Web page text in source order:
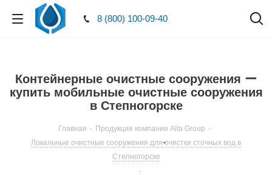
8 (800) 100-09-40
Контейнерные очистные сооружения ー
купить мобильные очистные сооружения
в Степногорске
Главная - Продукция компании Alta Group -
Локальные очистные сооружения для очистки сточных вод в
Степногорске
-